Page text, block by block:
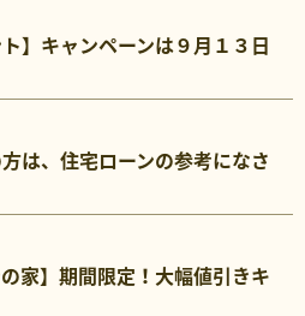
】キャンペーンは９月１３日
は、住宅ローンの参考になさ
家】期間限定！大幅値引きキ